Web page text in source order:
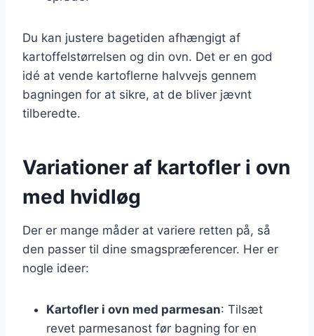
Du kan justere bagetiden afhængigt af
kartoffelstørrelsen og din ovn. Det er en god
idé at vende kartoflerne halvvejs gennem
bagningen for at sikre, at de bliver jævnt
tilberedte.
Variationer af kartofler i ovn
med hvidløg
Der er mange måder at variere retten på, så
den passer til dine smagspræferencer. Her er
nogle ideer:
Kartofler i ovn med parmesan: Tilsæt
revet parmesanost før bagning for en